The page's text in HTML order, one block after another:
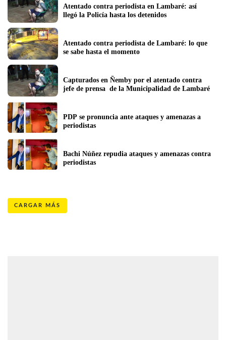
Atentado contra periodista en Lambaré: así
llegó la Policía hasta los detenidos
Atentado contra periodista de Lambaré: lo que
se sabe hasta el momento
Capturados en Ñemby por el atentado contra
jefe de prensa  de la Municipalidad de Lambaré
PDP se pronuncia ante ataques y amenazas a
Bachi Núñez repudia ataques y amenazas contra
CARGAR MÁS